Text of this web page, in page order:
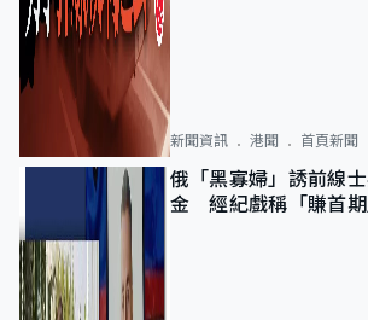
新聞資訊 港聞 首頁新聞
俄「黑寡婦」誘前線
金 經紀戲稱「賺首期